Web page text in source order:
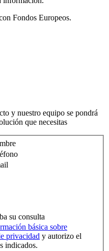
Fondos Europeos.
y nuestro equipo se pondrá
que necesitas
su consulta
básica sobre
privacidad y autorizo el
indicados.